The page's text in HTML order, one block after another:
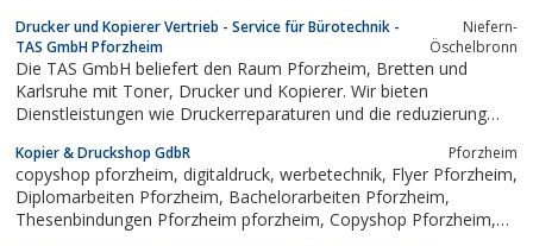
Kassenblockpapieremechan. Durchschreibpapiere in
verschiedenen FarbenKopierpapiere für Schneid- und
Stanzformenabdrücke...
Drucker und Kopierer Vertrieb - Service für Bürotechnik -
TAS GmbH Pforzheim
Niefern-
Öschelbronn
Die TAS GmbH beliefert den Raum Pforzheim, Bretten und
Karlsruhe mit Toner, Drucker und Kopierer. Wir bieten
Dienstleistungen wie Druckerreparaturen und die reduzierung
Kopier & Druckshop GdbR Pforzheim
copyshop pforzheim, digitaldruck, werbetechnik, Flyer Pforzheim,
Diplomarbeiten Pforzheim, Bachelorarbeiten Pforzheim,
Thesenbindungen Pforzheim pforzheim, Copyshop Pforzheim,